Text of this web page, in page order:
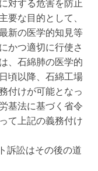
対する危害を防止
要な目的として、
新の医学的知見等
かつ適切に行使さ
、石綿肺の医学的
頃以降、石綿工場
付けが可能となっ
基法に基づく省令
て上記の義務付け